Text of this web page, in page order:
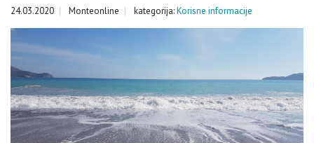
24.03.2020 Monteonline kategorija:Korisne informacije